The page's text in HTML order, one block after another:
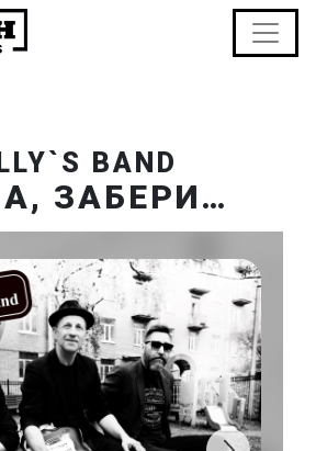
BAND
ЗАБЕРИ…